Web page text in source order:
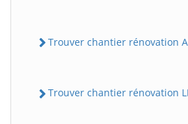
Trouver chantier rénovation
Trouver chantier rénovation